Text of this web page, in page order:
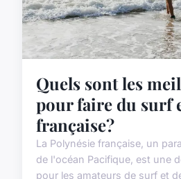
Quels sont les
pour faire du surf
française?
La Polynésie française, un
de l'océan Pacifique, est une
pour les amateurs de surf et